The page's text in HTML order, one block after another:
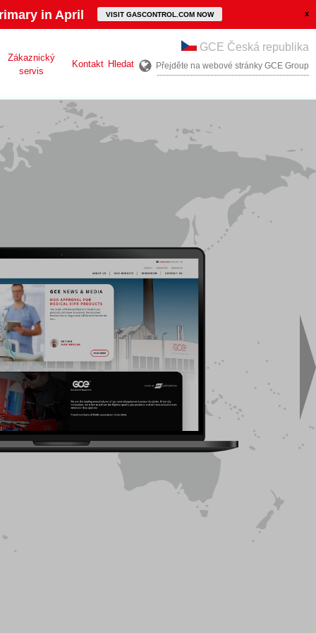
in April VISIT GASCONTROL.COM NOW
Zákaznický
servis
Kontakt Hledat
GCE Česká republika
Přejděte na webové stránky GCE Group